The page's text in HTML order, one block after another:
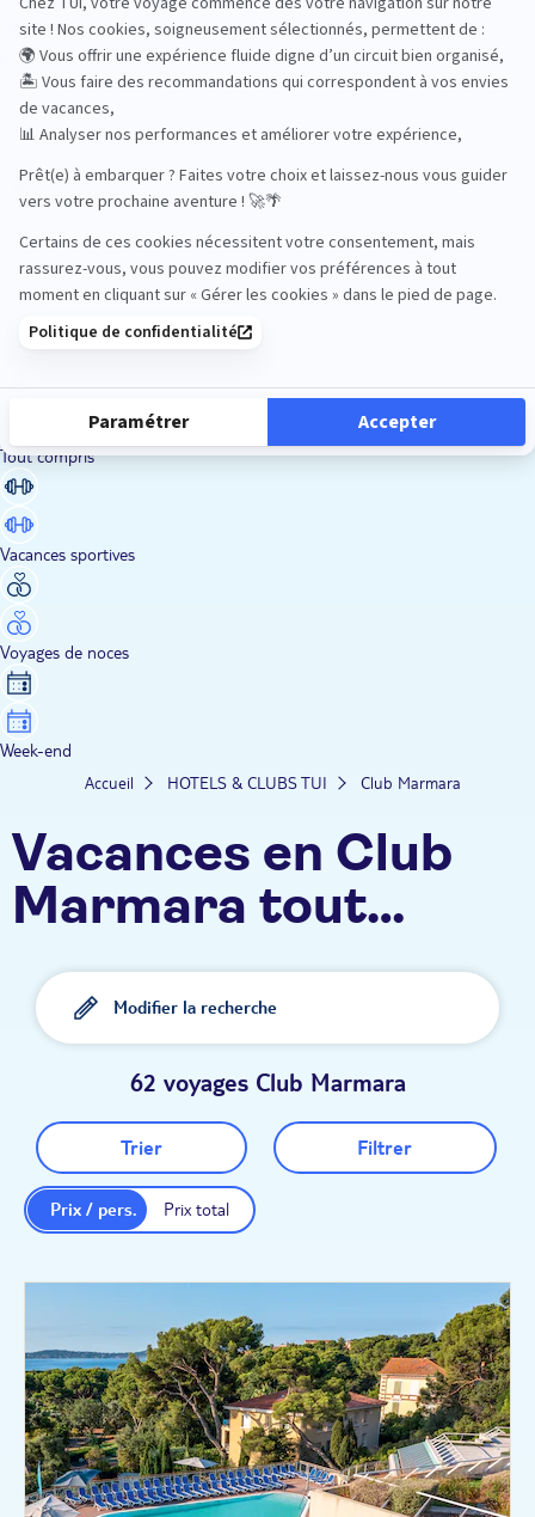
Road Trips
Sénior
Tout compris
Vacances sportives
Voyages de noces
Week-end
Accueil HOTELS & CLUBS TUI Club Marmara
Vacances en Club
Marmara tout
inclus : animation
100% francophone,
ambiance 100% fun
Modifier la recherche
62 voyages Club Marmara
Trier Filtrer
Prix total
Prix / pers.